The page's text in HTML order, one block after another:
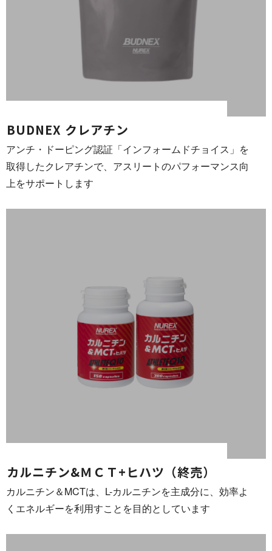
BUDNEX ク レ ア チ ン
アンチ・ドーピング認証「インフォームドチョイス」を
取得したクレアチンで、アスリートのパフォーマンス向
上をサポー ト し ま す
カルニチン&ＭＣＴ+ヒハツ （ 終 売 ）
カルニチン＆MCTは、L-カルニチンを主成分に、効率よ
くエネルギーを利用すことを目的とし て い ま す